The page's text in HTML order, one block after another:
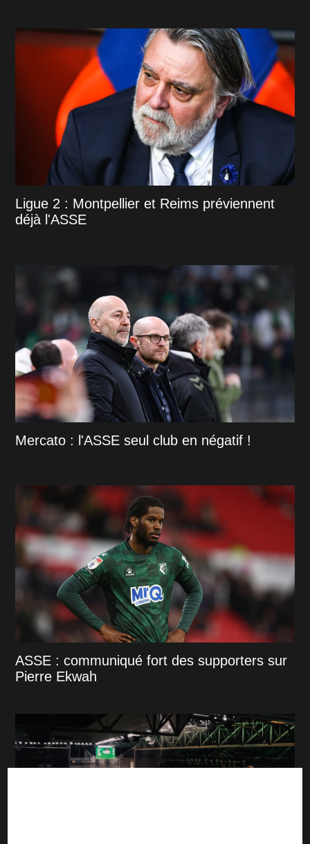
Ligue 2 : Montpellier et Reims préviennent
déjà l'ASSE
Mercato : l'ASSE seul club en négatif !
ASSE : communiqué fort des supporters sur
Pierre Ekwah